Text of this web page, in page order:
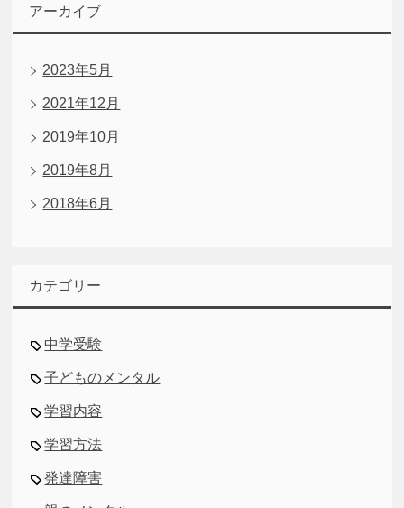
アーカイブ
2023年5月
2021年12月
2019年10月
2019年8月
2018年6月
カテゴリー
中学受験
子どものメンタル
学習内容
学習方法
発達障害